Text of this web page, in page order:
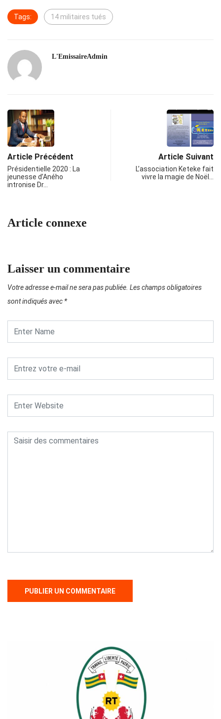
Tags: 14 militaires tués
L'EmissaireAdmin
Article Précédent
Présidentielle 2020 : La
jeunesse d’Aného
intronise Dr…
Article Suivant
L’association Keteke fait
vivre la magie de Noël…
Article connexe
Laisser un commentaire
Votre adresse e-mail ne sera pas publiée. Les champs obligatoires
sont indiqués avec *